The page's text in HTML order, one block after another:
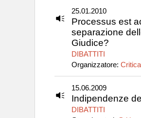
25.01.2010
Processus est
separazione
Giudice?
DIBATTITI
Organizzatore:
15.06.2009
Indipendenze
DIBATTITI